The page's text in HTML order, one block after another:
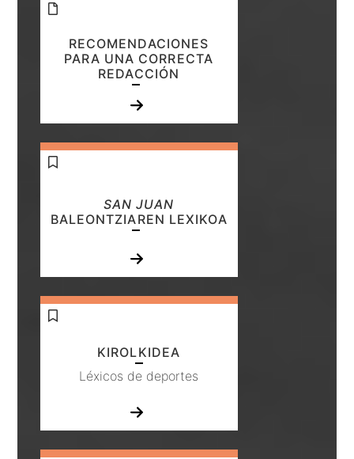
RECOMENDACIONES
PARA UNA CORRECTA
REDACCIÓN
SAN JUAN
BALEONTZIAREN LEXIKOA
KIROLKIDEA
Léxicos de deportes